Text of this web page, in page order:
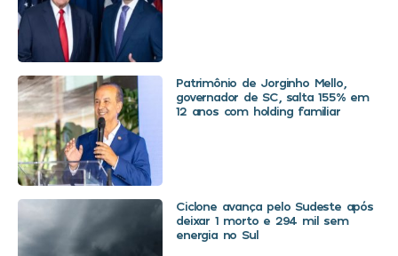
Patrimônio de Jorginho Mello,
governador de SC, salta 155% em
12 anos com holding familiar
Ciclone avança pelo Sudeste após
deixar 1 morto e 294 mil sem
energia no Sul